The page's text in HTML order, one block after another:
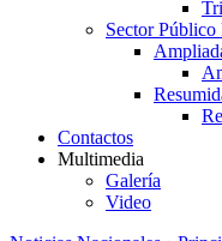
Sector
Contactos
Multimedia
Galería
Video